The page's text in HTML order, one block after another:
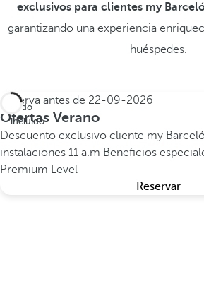
exclusivos para clientes my
garantizando una experiencia
huéspedes.
Todo
incluido
Reserva antes de 22-09-2026
Ofertas Verano
Descuento exclusivo cliente my
instalaciones 11 a.m Beneficios
Premium Level
Reservar